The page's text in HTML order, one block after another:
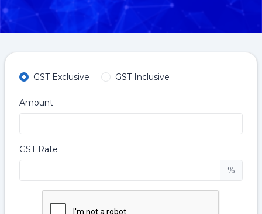
GST Exclusive GST Inclusive
Amount
GST Rate
%